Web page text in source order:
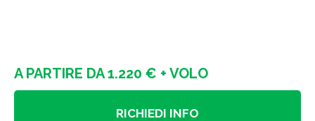
A PARTIRE DA 1.220 € + VOLO
RICHIEDI INFO